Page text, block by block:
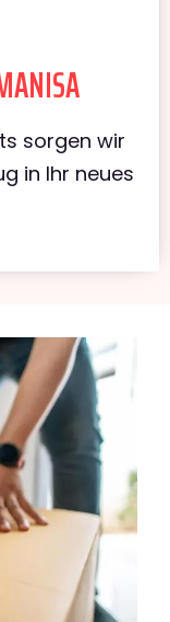
sorgen wir
in Ihr neues